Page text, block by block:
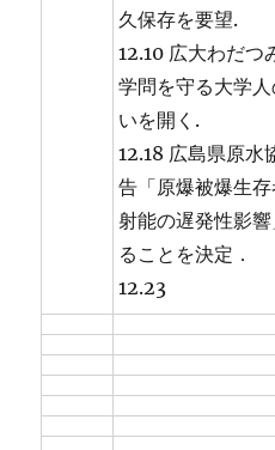
久保存を要望.
12.10 広大わだつ
学問を守る大学
いを開く.
12.18 広島県原水
告「原爆被爆生
射能の遅発性影
ることを決定．
12.23